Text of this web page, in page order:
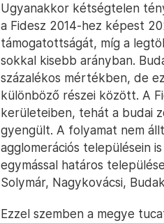
Ugyanakkor kétségtelen
a Fidesz 2014-hez képest
támogatottságát, míg a
sokkal kisebb arányban.
százalékos mértékben, de
különböző részei között. A
kerületeiben, tehát a budai
gyengült. A folyamat nem
agglomerációs településein
egymással határos
Solymár, Nagykovácsi,
Ezzel szemben a megye